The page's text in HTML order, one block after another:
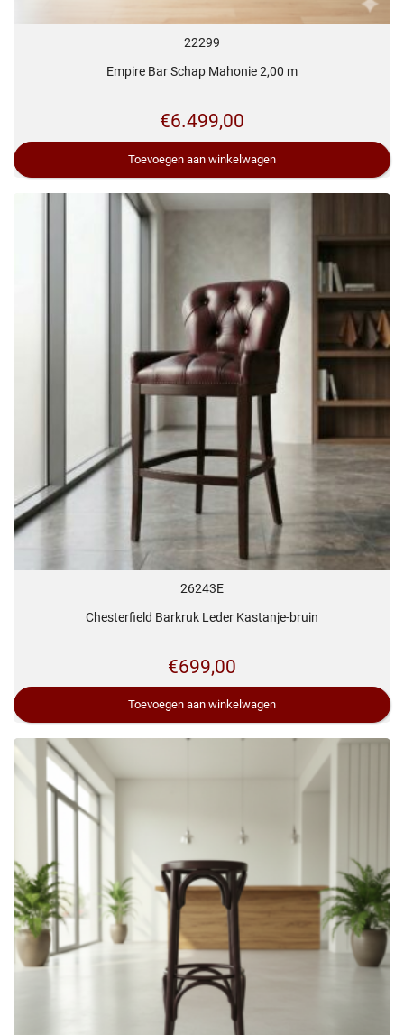
22299
Empire Bar Schap Mahonie 2,00 m
€6.499,00
Toevoegen aan winkelwagen
26243E
Chesterfield Barkruk Leder Kastanje-bruin
€699,00
Toevoegen aan winkelwagen